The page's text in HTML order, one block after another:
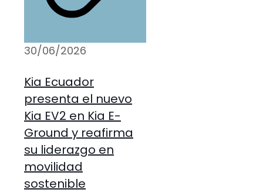
30/06/2026
Kia Ecuador
presenta el nuevo
Kia EV2 en Kia E-
Ground y reafirma
su liderazgo en
movilidad
sostenible